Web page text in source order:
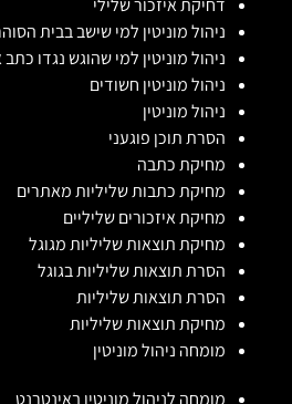
דחיקת איזכור שלילי
ניהול מוניטין למי שישב בבית
ניהול מוניטין למי שהוגש נגדו
ניהול מוניטין חשודים
ניהול מוניטין
הסרת תוכן פוגעני
מחיקת כתבה
מחיקת כתבות שליליות מאתרים
מחיקת איזכורים שליליים
מחיקת תוצאות שליליות מגוגל
הסרת תוצאות שליליות בגוגל
הסרת תוצאות שליליות
מחיקת תוצאות שליליות
מומחה ניהול מוניטין